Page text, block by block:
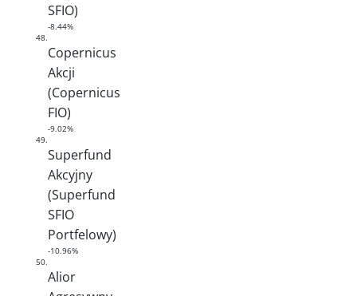
SFIO)
-8.44%
48.
Copernicus
Akcji
(Copernicus
FIO)
-9.02%
49.
Superfund
Akcyjny
(Superfund
SFIO
Portfelowy)
-10.96%
50.
Alior